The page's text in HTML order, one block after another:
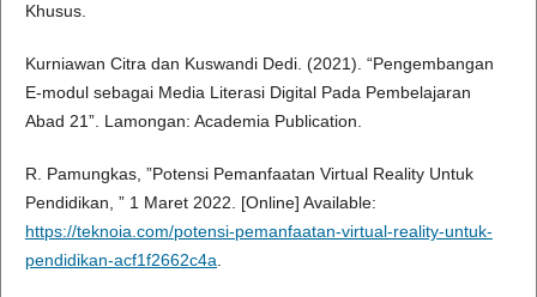
Khusus.
Kurniawan Citra dan Kuswandi Dedi. (2021). “Pengembangan
E-modul sebagai Media Literasi Digital Pada Pembelajaran
Abad 21”. Lamongan: Academia Publication.
R. Pamungkas, ”Potensi Pemanfaatan Virtual Reality Untuk
Pendidikan, ” 1 Maret 2022. [Online] Available:
https://teknoia.com/potensi-pemanfaatan-virtual-reality-untuk-
pendidikan-acf1f2662c4a.